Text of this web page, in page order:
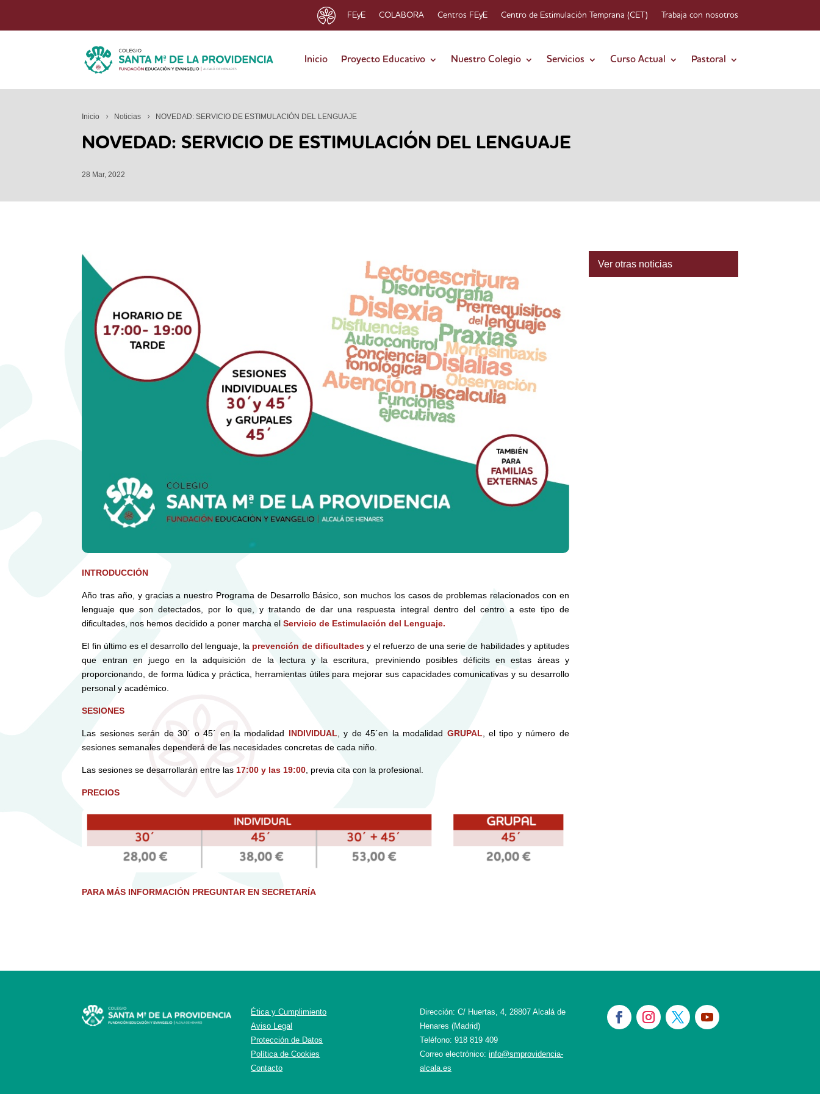
FEyE COLABORA Centros FEyE Centro de Estimulación Temprana (CET) Trabaja con nosotros
Inicio Proyecto Educativo Nuestro Colegio Servicios Curso Actual Pastoral
Inicio Noticias NOVEDAD: SERVICIO DE ESTIMULACIÓN DEL LENGUAJE
NOVEDAD: SERVICIO DE ESTIMULACIÓN DEL LENGUAJE
28 Mar, 2022
INTRODUCCIÓN
Año tras año, y gracias a nuestro Programa de Desarrollo Básico, son muchos los casos de problemas relacionados con en
lenguaje que son detectados, por lo que, y tratando de dar una respuesta integral dentro del centro a este tipo de
dificultades, nos hemos decidido a poner marcha elServicio de Estimulación del Lenguaje.
El fin último es el desarrollo del lenguaje, la prevención de dificultadesy el refuerzo de una serie de habilidades y aptitudes
que entran en juego en la adquisición de la lectura y la escritura, previniendo posibles déficits en estas áreas y
proporcionando, de forma lúdica y práctica, herramientas útiles para mejorar sus capacidades comunicativas y su desarrollo
personal y académico.
SESIONES
Las sesiones serán de 30´ o 45´ en la modalidad INDIVIDUAL , y de 45´en la modalidad GRUPAL , el tipo y número de
sesiones semanales dependerá de las necesidades concretas de cada niño.
Las sesiones se desarrollarán entre las 17:00 y las 19:00 , previa cita con la profesional.
PRECIOS
PARA MÁS INFORMACIÓN PREGUNTAR EN SECRETARÍA
Ver otras noticias
Ética y Cumplimiento
Aviso Legal
Protección de Datos
Política de Cookies
Contacto
Dirección: C/ Huertas, 4, 28807 Alcalá de
Henares (Madrid)
Teléfono: 918 819 409
Correo electrónico:info@smprovidencia-
alcala.es